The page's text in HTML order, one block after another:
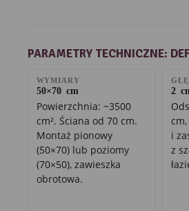
PARAMETRY TECHNICZNE:
WYMIARY
50×70 cm
Powierzchnia: ~3500
cm². Ściana od 70 cm.
Montaż pionowy
(50×70) lub poziomy
(70×50), zawieszka
obrotowa.
2
i
z